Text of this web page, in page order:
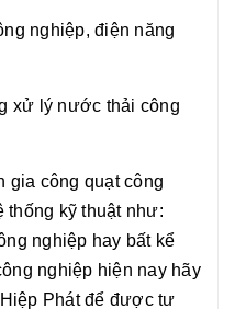
nghiệp, điện năng
xử lý nước thải công
gia công quạt công
thống kỹ thuật như:
nghiệp hay bất kể
nghiệp hiện nay hãy
Phát để được tư